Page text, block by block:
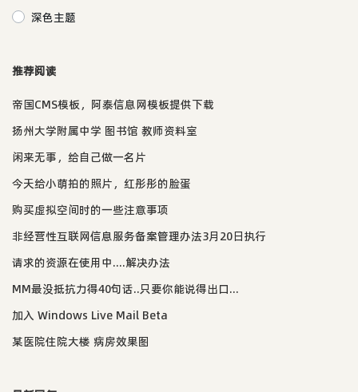
深色主题
推荐阅读
帝国CMS模板，阿泰信息网模板提供下载
扬州大学附属中学 图书馆 教师资料室
闲来无事，给自己做一名片
今天给小萌拍的照片，红彤彤的脸蛋
购买虚拟空间时的一些注意事项
非经营性互联网信息服务备案管理办法3月20日执行
请求的资源在使用中....解决办法
MM最没抵抗力得40句话..只要你能说得出口...
加入 Windows Live Mail Beta
某医院住院大楼 病房效果图